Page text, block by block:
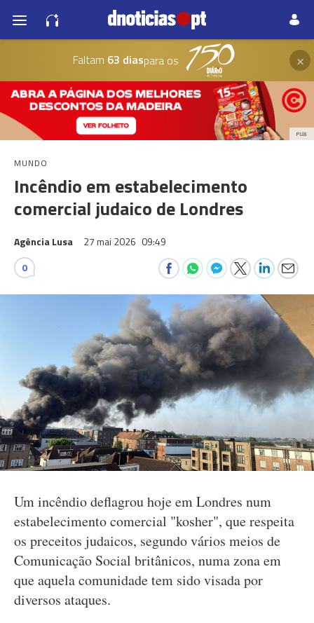
Faltam 63 diaspara os ×
PUB
MUNDO
Incêndio em estabelecimento
comercial judaico de Londres
Agência Lusa 27 mai 2026 09:49
0
Um incêndio deflagrou hoje em Londres num
estabelecimento comercial "kosher", que respeita
os preceitos judaicos, segundo vários meios de
Comunicação Social britânicos, numa zona em
que aquela comunidade tem sido visada por
diversos ataques.